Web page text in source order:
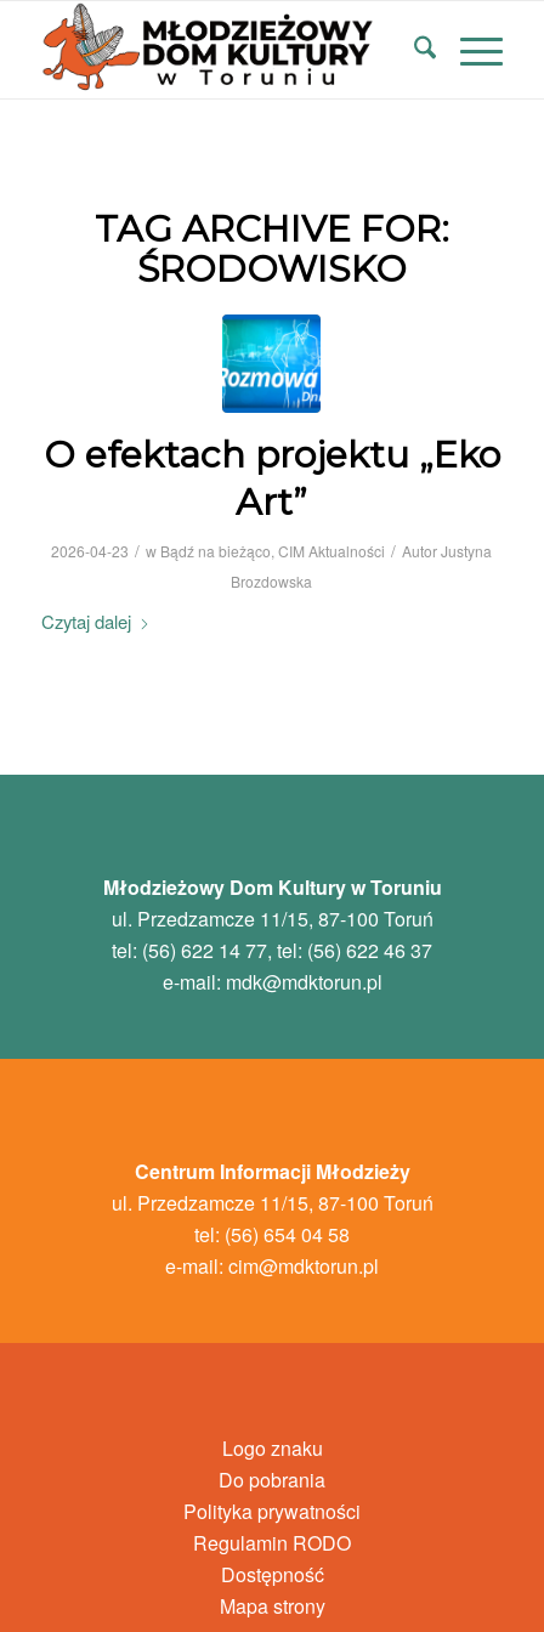
TAG ARCHIVE FOR:
ŚRODOWISKO
O efektach projektu „Eko
Art”
2026-04-23 / w Bądź na bieżąco,CIM Aktualności / AutorJustyna
Brozdowska
Czytaj dalej
Młodzieżowy Dom Kultury w Toruniu
ul. Przedzamcze 11/15, 87-100 Toruń
tel: (56) 622 14 77, tel: (56) 622 46 37
e-mail: mdk@mdktorun.pl
Centrum Informacji Młodzieży
ul. Przedzamcze 11/15, 87-100 Toruń
tel: (56) 654 04 58
e-mail: cim@mdktorun.pl
Logo znaku
Do pobrania
Polityka prywatności
Regulamin RODO
Dostępność
Mapa strony